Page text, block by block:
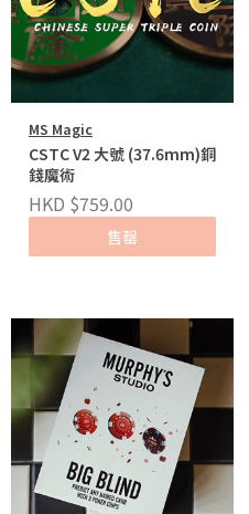
MS Magic
CSTC V2 大號 (37.6mm)銅
錢魔術
HKD $759.00
售罄